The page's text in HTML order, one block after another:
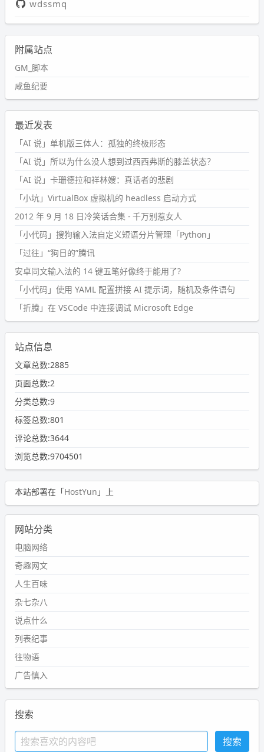
wdssmq
附属站点
GM_脚本
咸鱼纪要
最近发表
「AI 说」单机版三体人：孤独的终极形态
「AI 说」所以为什么没人想到过西西弗斯的膝盖状态？
「AI 说」卡珊德拉和祥林嫂：真话者的悲剧
「小坑」VirtualBox 虚拟机的 headless 启动方式
2012 年 9 月 18 日冷笑话合集 - 千万别惹女人
「小代码」搜狗输入法自定义短语分片管理「Python」
「过往」“狗日的”腾讯
安卓同文输入法的 14 键五笔好像终于能用了?
「小代码」使用 YAML 配置拼接 AI 提示词，随机及条件语句
「折腾」在 VSCode 中连接调试 Microsoft Edge
站点信息
文章总数:2885
页面总数:2
分类总数:9
标签总数:801
评论总数:3644
浏览总数:9704501
本站部署在「HostYun 」上
网站分类
电脑网络
奇趣网文
人生百味
杂七杂八
说点什么
列表纪事
往物语
广告慎入
搜索